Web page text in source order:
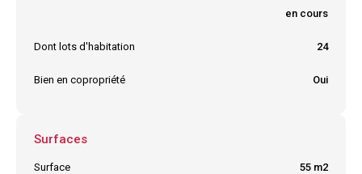
en cours
Dont lots d'habitation 24
Bien en copropriété Oui
Surfaces
Surface 55 m2